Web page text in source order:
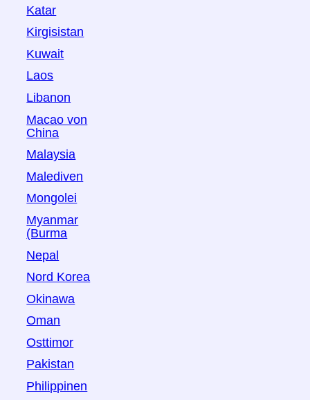
Katar
Kirgisistan
Kuwait
Laos
Libanon
Macao von
China
Malaysia
Malediven
Mongolei
Myanmar
(Burma
Nepal
Nord Korea
Okinawa
Oman
Osttimor
Pakistan
Philippinen